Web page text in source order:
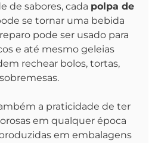
de sabores, cada polpa de
se tornar uma bebida
pode ser usado para
e até mesmo geleias
rechear bolos, tortas,
a praticidade de ter
em qualquer época
em embalagens